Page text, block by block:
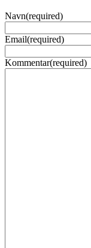
Navn(required)
Email(required)
Kommentar(required)